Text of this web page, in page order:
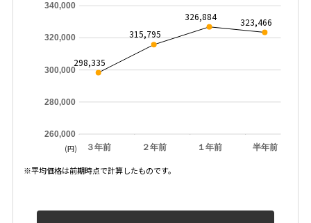
３年前 ２年前 １年前 半年前
260,000
280,000
300,000
320,000
340,000
298,335
315,795
326,884 323,466
(円)
※平均価格は前期時点で計算したものです。